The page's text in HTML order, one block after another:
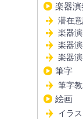
楽器演
潜在
楽器
楽器
楽器
筆字
筆字
絵画
イラ